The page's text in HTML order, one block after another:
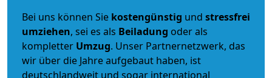
Bei uns können Sie kostengünstig und stressfrei
umziehen, sei es als Beiladung oder als
kompletter Umzug. Unser Partnernetzwerk, das
wir über die Jahre aufgebaut haben, ist
deutschlandweit und sogar international